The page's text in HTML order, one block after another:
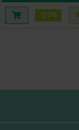
più tardi
Aggiungi al
-25%